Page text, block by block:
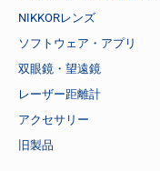
NIKKORレンズ
ソフトウェア・アプリ
双眼鏡・望遠鏡
レーザー距離計
アクセサリー
旧製品